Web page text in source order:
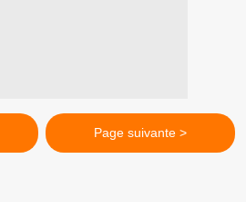
Page suivante >